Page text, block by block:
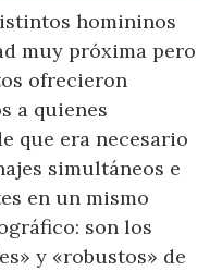
homininos
muy próxima pero
ofrecieron
a quienes
que era necesario
simultáneos e
en un mismo
son los
y «robustos» de